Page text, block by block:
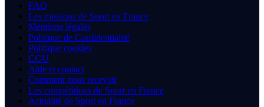
FAQ
Les missions de Sport en France
Mentions légales
Politique de Confidentialité
Politique cookies
CGU
Aide et contact
Comment nous recevoir
Les compétitions de Sport en France
Actualité de Sport en France